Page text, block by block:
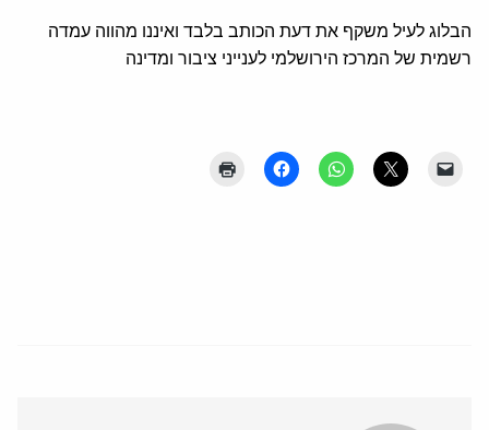
הבלוג לעיל משקף את דעת הכותב בלבד ואיננו מהווה עמדה
רשמית של המרכז הירושלמי לענייני ציבור ומדינה